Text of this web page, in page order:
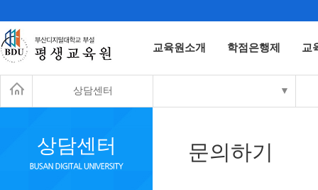
교육원소개 학점은행제 교
상담센터 ▼
상담센터 문의하기